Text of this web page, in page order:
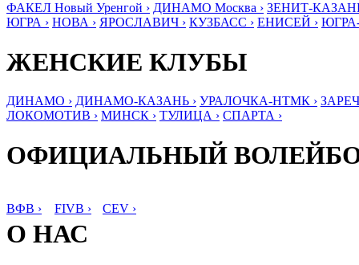
ФАКЕЛ Новый Уренгой › ДИНАМО Москва › ЗЕНИТ-
ЮГРА › НОВА › ЯРОСЛАВИЧ › КУЗБАСС › ЕНИСЕЙ ›
ЖЕНСКИЕ КЛУБЫ
ДИНАМО › ДИНАМО-КАЗАНЬ › УРАЛОЧКА-НТМК ›
ЛОКОМОТИВ › МИНСК › ТУЛИЦА › СПАРТА ›
ОФИЦИАЛЬНЫЙ
ВФВ › FIVB › CEV ›
О НАС